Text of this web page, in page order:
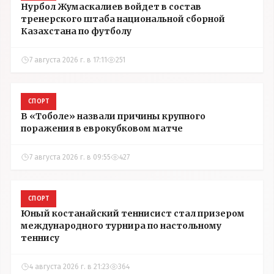
Нурбол Жумаскалиев войдет в состав
тренерского штаба национальной сборной
Казахстана по футболу
7 августа 2026 г. в 17:11 251
СПОРТ
В «Тоболе» назвали причины крупного
поражения в еврокубковом матче
7 августа 2026 г. в 09:55 427
СПОРТ
Юный костанайский теннисист стал призером
международного турнира по настольному
теннису
4 августа 2026 г. в 21:23 364